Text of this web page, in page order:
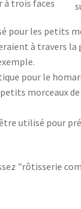
à trois faces
pour les petits
à travers
pour le
morceaux
utilisé pour
"rôtisserie